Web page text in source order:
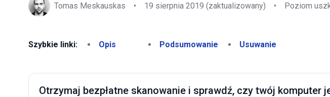
Tomas Meskauskas • 19 sierpnia 2019 (zaktualizowany) • Poziom
Szybkie linki: Opis Podsumowanie Usuwanie
Otrzymaj bezpłatne skanowanie i sprawdź, czy twój komputer